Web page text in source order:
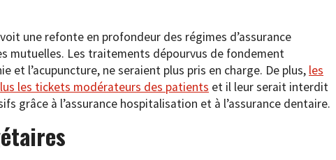
une refonte en profondeur des régimes d’assurance
mutuelles. Les traitements dépourvus de fondement
et l’acupuncture, ne seraient plus pris en charge. De plus, les
les tickets modérateurs des patients et il leur serait interdit
grâce à l’assurance hospitalisation et à l’assurance dentaire.